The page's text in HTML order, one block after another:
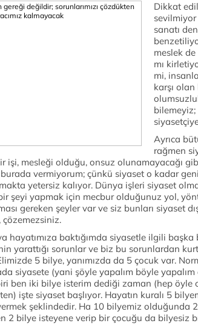
Dikkat
sanatı
meslek de
mı
mi,
karşı
Ayrıca
rağmen
işi, mesleği olduğu, onsuz olunamayacağı
vermiyorum; çünkü siyaset o kadar
yetersiz kalıyor. Dünya işleri siyaset
şeyi yapmak için mecbur olduğunuz yol,
gereken şeyler var ve siz bunları siyaset
çözemezsiniz.
hayatımıza baktığımda siyasetle ilgili
yarattığı sorunlar ve biz bu sorunlardan
5 bilye, yanımızda da 5 çocuk var.
siyasete (yani şöyle yapalım böyle yapalım
ben iki bilye isterim dediği zaman (hep öyle
işte siyaset başlıyor. Hayatın kuralı 5
şeklindedir. Ha 10 bilyemiz olduğunda
2 bilye isteyene verip bir çocuğu da bilyesiz